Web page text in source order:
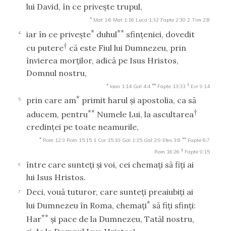
lui David, în ce priveşte trupul,
* Mat 1:6 Mat 1:16 Luca 1:32 Fapte 2:30 2 Tim 2:8
4 iar în ce priveşte* duhul** sfinţeniei, dovedit
cu putere† că este Fiul lui Dumnezeu, prin
învierea morţilor, adică pe Isus Hristos,
Domnul nostru,
* Ioan 1:14 Gal 4:4 ** Fapte 13:33 † Evr 9:14
5 prin care am* primit harul şi apostolia, ca să
aducem, pentru** Numele Lui, la ascultarea†
credinţei pe toate neamurile,
* Rom 12:3 Rom 15:15 1 Cor 15:10 Gal 1:15 Gal 2:9 Efes 3:8 ** Fapte 6:7
Rom 16:26 † Fapte 9:15
6
între care sunteţi şi voi, cei chemaţi să fiţi ai
lui Isus Hristos.
7
Deci, vouă tuturor, care sunteţi preaiubiţi ai
lui Dumnezeu în Roma, chemaţi* să fiţi sfinţi:
Har** şi pace de la Dumnezeu, Tatăl nostru,